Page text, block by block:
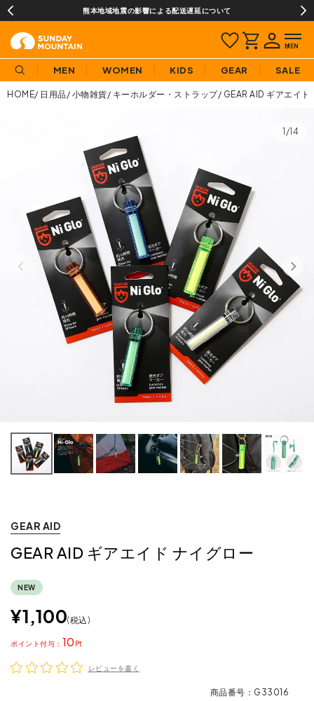
熊本地域地震の影響による配送遅延について
MEN WOMEN KIDS GEAR SALE
HOME 日用品 小物雑貨 キーホルダー・ストラップ GEAR AID ギアエイド
1/14
GEAR AID
GEAR AID ギアエイド ナイグロー
NEW
¥1,100 税込
10
ポイント
レビューを書く
商品番号 G33016